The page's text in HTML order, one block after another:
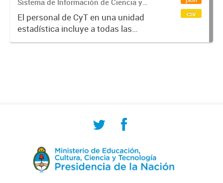
Sistema de Información de Ciencia y
Tecnología Argentino (SICYTAR)
El personal de CyT en una unidad
estadística incluye a todas las
personas involucradas
csv